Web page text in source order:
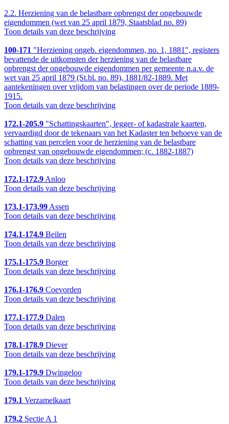
2.2. Herziening van de belastbare opbrengst der ongebouwde
eigendommen (wet van 25 april 1879, Staatsblad no. 89)
Toon details van deze beschrijving
100-171 "Herziening ongeb. eigendommen, no. 1, 1881", registers
bevattende de uitkomsten der herziening van de belastbare
opbrengst der ongebouwde eigendommen per gemeente n.a.v. de
wet van 25 april 1879 (St.bl. no. 89), 1881/82-1889. Met
aantekeningen over vrijdom van belastingen over de periode 1889-
1915.
Toon details van deze beschrijving
172.1-205.9 "Schattingskaarten", legger- of kadastrale kaarten,
vervaardigd door de tekenaars van het Kadaster ten behoeve van de
schatting van percelen voor de herziening van de belastbare
opbrengst van ongebouwde eigendommen; (c. 1882-1887)
Toon details van deze beschrijving
172.1-172.9Anloo
Toon details van deze beschrijving
173.1-173.99Assen
Toon details van deze beschrijving
174.1-174.9 Beilen
Toon details van deze beschrijving
175.1-175.9 Borger
Toon details van deze beschrijving
176.1-176.9 Coevorden
Toon details van deze beschrijving
177.1-177.9 Dalen
Toon details van deze beschrijving
178.1-178.9 Diever
Toon details van deze beschrijving
179.1-179.9 Dwingeloo
Toon details van deze beschrijving
179.1 Verzamelkaart
179.2 Sectie A 1